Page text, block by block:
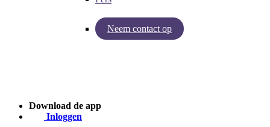
Neem contact op
Inzichten van Baby Journey
Download de app
Inloggen